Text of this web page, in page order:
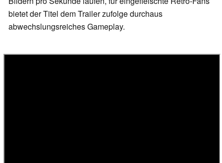
bietet der Titel dem Trailer zufolge durchaus
abwechslungsreiches Gameplay.